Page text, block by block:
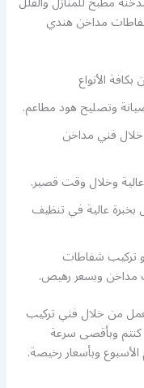
مداخن هندي
الأنواع
وتصليح هود مطاعم.
فني مداخن
وخلال وقت قصير.
بخبرة عالية في تنظيف
و تركيب شفاطات
مداخن وبسعر رهيص.
من خلال فني تركيب
كنتم وبأقصى سرعة